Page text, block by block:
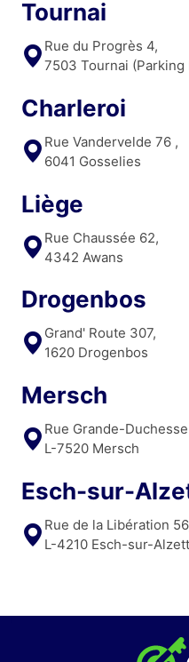
Tournai
Rue du Progrès 4,
7503 Tournai
Charleroi
Rue Vandervelde 76 ,
6041 Gosselies
Liège
Rue Chaussée 62,
4342 Awans
Drogenbos
Grand' Route 307,
1620 Drogenbos
Mersch
Rue Grande-
L-7520 Mersch
Esch-sur-
Rue de la Libération
L-4210 Esch-sur-